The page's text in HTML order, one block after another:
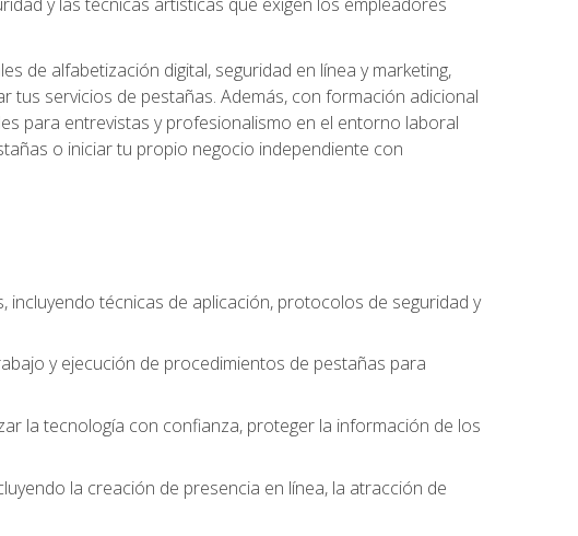
de alfabetización digital, seguridad en línea y marketing,
servicios de pestañas. Además, con formación adicional
para entrevistas y profesionalismo en el entorno laboral
o iniciar tu propio negocio independiente con
técnicas de aplicación, protocolos de seguridad y
y ejecución de procedimientos de pestañas para
la tecnología con confianza, proteger la información de los
la creación de presencia en línea, la atracción de